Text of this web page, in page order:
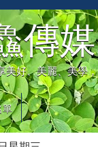
傳媒
好、美麗、美學
單